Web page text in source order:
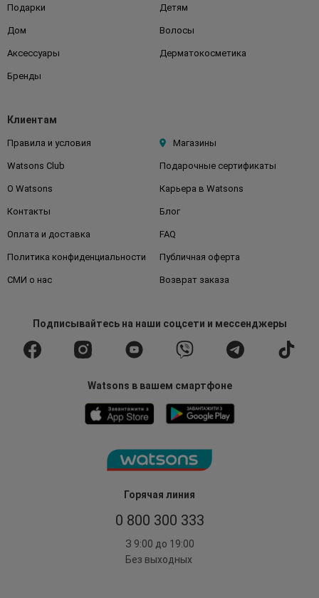
Горячая линия
0 800 300 333
З 9:00 до 19:00
Без выходных
Подарки Детям
Дом Волосы
Аксессуары Дерматокосметика
Бренды
Клиентам
Правила и условия Магазины
Watsons Club Подарочные сертификаты
О Watsons Карьера в Watsons
Контакты Блог
Оплата и доставка FAQ
Политика конфиденциальности Публичная оферта
СМИ о нас Возврат заказа
Подписывайтесьна наши соцсети и мессенджеры
Watsons в вашем смартфоне